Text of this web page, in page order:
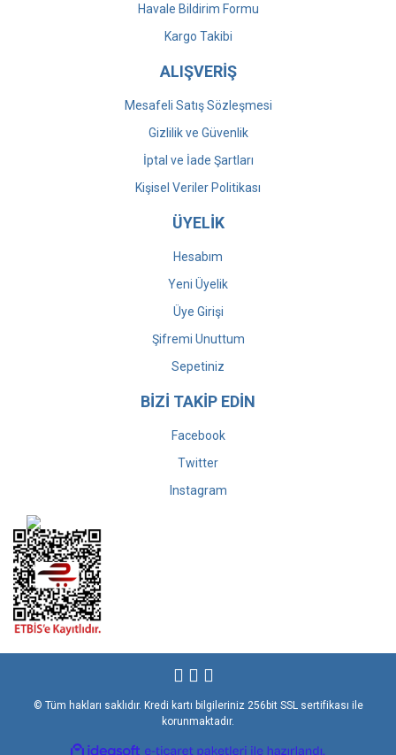
Havale Bildirim Formu
Kargo Takibi
ALIŞVERİŞ
Mesafeli Satış Sözleşmesi
Gizlilik ve Güvenlik
İptal ve İade Şartları
Kişisel Veriler Politikası
ÜYELİK
Hesabım
Yeni Üyelik
Üye Girişi
Şifremi Unuttum
Sepetiniz
BİZİ TAKİP EDİN
Facebook
Twitter
Instagram
© Tüm hakları saklıdır. Kredi kartı bilgileriniz 256bit SSL sertifikası ile
korunmaktadır.
ideasoft e-